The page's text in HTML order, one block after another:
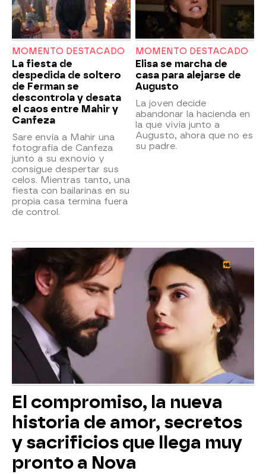
MOMENTO DESTACADO
La fiesta de
despedida de soltero
de Ferman se
descontrola y desata
el caos entre Mahir y
Canfeza
Sare envía a Mahir una
fotografía de Canfeza
junto a su exnovio y
consigue despertar sus
celos. Mientras tanto, una
fiesta con bailarinas en su
propia casa termina fuera
de control.
MOMENTO DESTACADO
Elisa se marcha de
casa para alejarse de
Augusto
La joven decide
abandonar la hacienda en
la que vivía junto a
Augusto, ahora que no es
su padre.
El compromiso, la nueva
historia de amor, secretos
y sacrificios que llega muy
pronto a Nova